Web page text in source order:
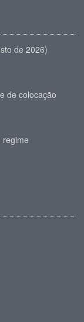
de 2026)
de colocação